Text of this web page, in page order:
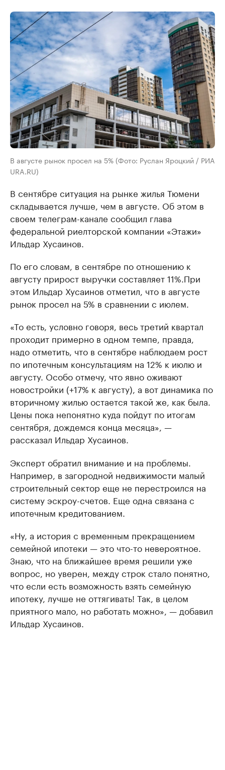
В августе рынок просел на 5% (Фото: Руслан Яроцкий / РИА
URA.RU)
В сентябре ситуация на рынке жилья Тюмени
складывается лучше, чем в августе. Об этом в
своем телеграм-канале сообщил глава
федеральной риелторской компании «Этажи»
Ильдар Хусаинов.
По его словам, в сентябре по отношению к
августу прирост выручки составляет 11%.При
этом Ильдар Хусаинов отметил, что в августе
рынок просел на 5% в сравнении с июлем.
«То есть, условно говоря, весь третий квартал
проходит примерно в одном темпе, правда,
надо отметить, что в сентябре наблюдаем рост
по ипотечным консультациям на 12% к июлю и
августу. Особо отмечу, что явно оживают
новостройки (+17% к августу), а вот динамика по
вторичному жилью остается такой же, как была.
Цены пока непонятно куда пойдут по итогам
сентября, дождемся конца месяца», —
рассказал Ильдар Хусаинов.
Эксперт обратил внимание и на проблемы.
Например, в загородной недвижимости малый
строительный сектор еще не перестроился на
систему эскроу-счетов. Еще одна связана с
ипотечным кредитованием.
«Ну, а история с временным прекращением
семейной ипотеки — это что-то невероятное.
Знаю, что на ближайшее время решили уже
вопрос, но уверен, между строк стало понятно,
что если есть возможность взять семейную
ипотеку, лучше не оттягивать! Так, в целом
приятного мало, но работать можно», — добавил
Ильдар Хусаинов.